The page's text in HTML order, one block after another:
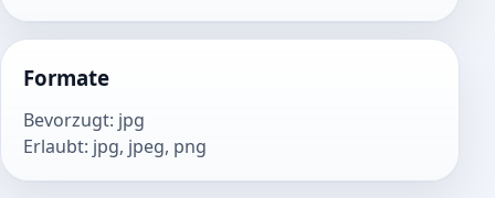
Formate
Bevorzugt: jpg
Erlaubt: jpg, jpeg, png